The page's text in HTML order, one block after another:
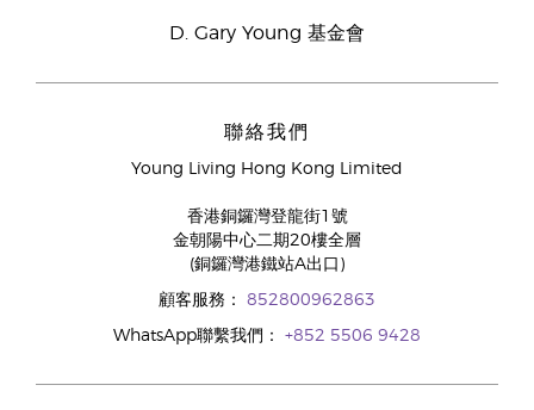
D. Gary Young 基金會
聯絡我們
Young Living Hong Kong Limited
香港銅鑼灣登龍街1號
金朝陽中心二期20樓全層
(銅鑼灣港鐵站A出口)
顧客服務： 852800962863
WhatsApp聯繫我們： +852 5506 9428